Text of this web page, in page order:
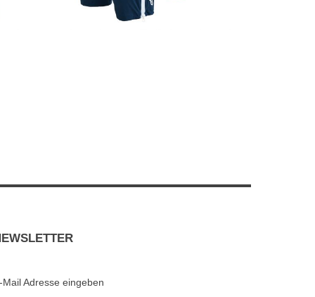
Mail Adresse eingeben